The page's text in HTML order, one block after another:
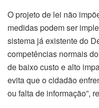
O projeto de lei não
medidas podem ser
sistema já existente do
competências normais
de baixo custo e alto
evita que o cidadão
ou falta de informação”,